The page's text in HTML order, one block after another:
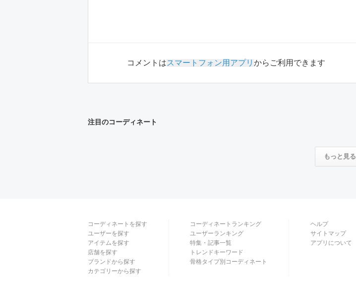
コメントはスマートフォン用アプリ からご利用できます
注目のコーディネート
もっと見る
コーディネートを探す
ユーザーを探す
アイテムを探す
店舗を探す
ブランドから探す
カテゴリーから探す
コーディネートランキング
ユーザーランキング
特集・記事一覧
トレンドキーワード
骨格タイプ別コーディネート
ヘルプ
サイトマップ
アプリについて